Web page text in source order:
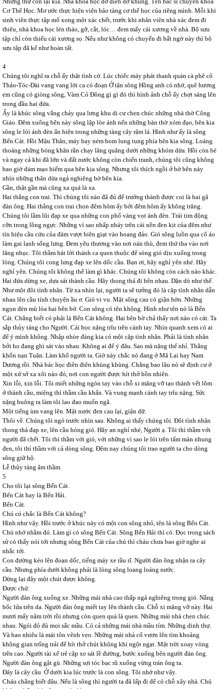
Cơ Thể Học. Mơ ước thực hiện viện bảo tàng cơ thể học của riêng mình. Mỗi khi
sinh viên thực tập mổ xong một xác chết, trước khi nhân viên nhà xác đem đi
thiêu, nhà khoa học lén tháo, gỡ, cắt, lóc… đem mấy cái xương về nhà. Bộ sưu
tập chỉ còn thiếu cái xương sọ. Nếu như không có chuyến đi bất ngờ này thì bộ
sưu tập đã kể như hoàn tất.
4
Chúng tôi nghĩ ra chỗ ấy thật tình cờ. Lúc chiếc máy phát thanh quán cà phê cô
Thảo-Tóc-Dài vang vang lời ca có đoạn Ở tận sông Hồng anh có nhớ, quê hương
em cũng có giòng sông, Vàm Cỏ Đông gì gì đó thì hình ảnh chỗ ấy chợt sáng lên
trong đầu hai đứa.
Ấy là khúc sông vắng chảy qua lưng khu di cư chen chúc những nhà thờ Công
Giáo. Đêm xuống bên này sông lập lòe ánh nến những bàn thờ xóm đạo, bên kia
sông le lói ánh đèn ẩn hiện trong những tàng cây rậm lá. Hình như ấy là sông
Bến Cát. Hồi Mậu Thân, máy bay ném bom lung tung phía bên kia sông. Loáng
thoáng những bóng khăn rằn chạy lăng quăng dưới những khóm dừa. Hồi còn bé
và ngay cả khi đã lớn và đất nước không còn chiến tranh, chúng tôi cũng không
bao giờ dám mạo hiểm qua bên kia sông. Nhưng tôi thích ngồi ở bờ bên này
nhìn những thân dừa ngả nghiêng bờ bên kia.
Gần, thật gần mà cũng xa quá là xa.
Hai thằng con trai. Thì chúng tôi nào đã đủ để trưởng thành được coi là hai gã
đàn ông. Hai thằng con trai chọn đêm hôm ấy bởi đêm hôm ấy không trăng.
Chúng tôi lầm lũi đạp xe qua những con phố vàng vọt ánh đèn. Trái tim động
cỡn trong lồng ngực. Những vì sao nhấp nháy trên cái nền đen kịt của đêm như
tín hiệu cầu cứu của đám vượt biên giạt vào hoang đảo. Gió sông luồn qua cổ áo
làm gai lạnh sống lưng. Đem yêu thương vào nơi oán thù, đem thứ tha vào nơi
lăng nhục. Tôi thầm hát lời thánh ca quen thuộc để sóng gió dịu xuống trong
lòng. Chúng tôi cong lưng đạp xe lên dốc cầu. Bạn ơi, hãy nghỉ yên nhé. Hãy
nghỉ yên. Chúng tôi không thể làm gì khác. Chúng tôi không còn cách nào khác.
Hai đứa dừng xe, dựa sát thành cầu. Hãy thong thả đi bên nhau. Dặn dò như thế.
Như một đôi tình nhân. Từ xa nhìn lại, người ta sẽ tưởng đó là cặp tình nhân dẫn
nhau lên cầu tính chuyện ầu ơ. Gió vi vu. Mặt sông cau có giận hờn. Những
ngọn đèn mù lòa hai bên bờ. Con sông có tên không. Hình như tên nó là Bến
Cát. Chẳng biết có phải là Bến Cát không. Hai bên bờ chả thấy nơi nào có cát. Ta
sắp thủy táng cho Người. Cái bọc nặng trĩu trên cánh tay. Nhìn quanh xem có ai
để ý mình không. Nhập nhòe đàng kia có một cặp tình nhân. Phải là tình nhân
bởi họ đang ghì sát vào nhau. Không ai để ý đâu. Sao mà nặng thế nhỉ. Thằng
khốn nạn Tuân. Làm khổ người ta. Giờ này chắc nó đang ở Mã Lai hay Nam
Dương rồi. Nhà bác học điên điên khùng khùng. Chẳng bao lâu nó sẽ định cư ở
một xứ sở xa xôi nào đó, nơi con người được hít thở hồn nhiên.
Xin lỗi, xin lỗi. Tôi miết những ngón tay vào chỗ xi măng vỡ tạo thành vết lõm
ở thành cầu, miệng thì thầm cầu khấn. Và vung mạnh cánh tay trĩu nặng. Sức
nặng buông ra làm tôi lao đao muốn ngã.
Một tiếng ùm vang lên. Mặt nước đen cau lại, giận dữ.
Thôi về. Chúng tôi ngó trước nhìn sau. Không ai thấy chúng tôi. Đôi tình nhân
thong thả đạp xe, lên cầu hóng gió. Hãy an nghỉ nhé, Người ạ. Tôi thì thầm với
người đã chết. Tôi thì thầm với gió, với những vì sao le lói trên tấm màn nhung
đen, tôi thì thầm với cả dòng sông. Đêm nay chúng tôi trao người ta cho dòng
sông giữ hộ.
Lễ thủy táng âm thầm.
5
Cho tôi lại sông Bến Cát.
Bến Cát hay là Bến Hải.
Bến Cát.
Chú có chắc là Bến Cát không?
Hình như vậy. Hồi trước ở khúc này có một con sông nhỏ, tên là sông Bến Cát.
Chú nhớ nhầm đó. Làm gì có sông Bến Cát. Sông Bến Hải thì có. Đọc trong sách
sử có thấy nói tới nhưng sông Bến Cát của chú thì cháu chưa bao giờ nghe ai
nhắc tới.
Con đường kéo lên đoạn dốc, tiếng máy xe rầu rĩ. Người đàn ông nhận ra cây
cầu. Nhưng phía dưới không phải là lòng sông loang loáng nước.
Dừng lại đây một chút được không.
Được chứ.
Người đàn ông xuống xe. Những mái nhà cao thấp ngả nghiêng trong gió. Nắng
bốc lửa trên da. Người đàn ông miết tay lên thành cầu. Chỗ xi măng vỡ này. Hai
mươi mấy năm trời rồi nhưng còn quen quá là quen. Những mái nhà chen chúc
nhau. Ngói đỏ đủ mọi sắc mầu. Có cả những mái nhà mầu tím. Những dinh thự.
Và bao nhiêu là mái tôn vênh vẹo. Những mái nhà cố vươn lên tìm khoảng
không gian trống trải để hít thở chút không khí ngột ngạt. Mặt trời xoay vòng
trên cao. Người tài xế trẻ cặp xe sát lề đường, bước xuống bên người đàn ông.
Người đàn ông gật gù. Những sợi tóc bạc rũ xuống vừng trán ông ta.
Đây là cây cầu. Ở dưới kia lúc trước là con sông. Tôi nhớ như vậy.
Cháu chẳng biết đâu. Nếu là sông thì người ta đã lấp đi để có chỗ xây nhà. Chú